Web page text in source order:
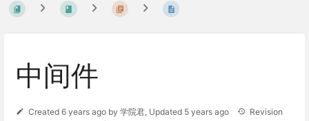
中间件
Created 6 years ago by 学院君, Updated 5 years ago
Revision